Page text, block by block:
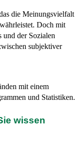
die Meinungsvielfalt
Doch mit
und der Sozialen
subjektiver
wissen